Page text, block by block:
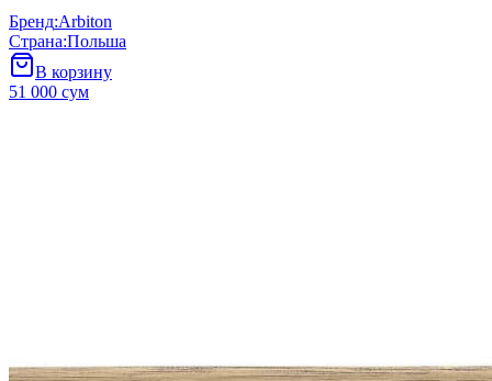
Бренд:Arbiton
Страна:Польша
В корзину
51 000 сум